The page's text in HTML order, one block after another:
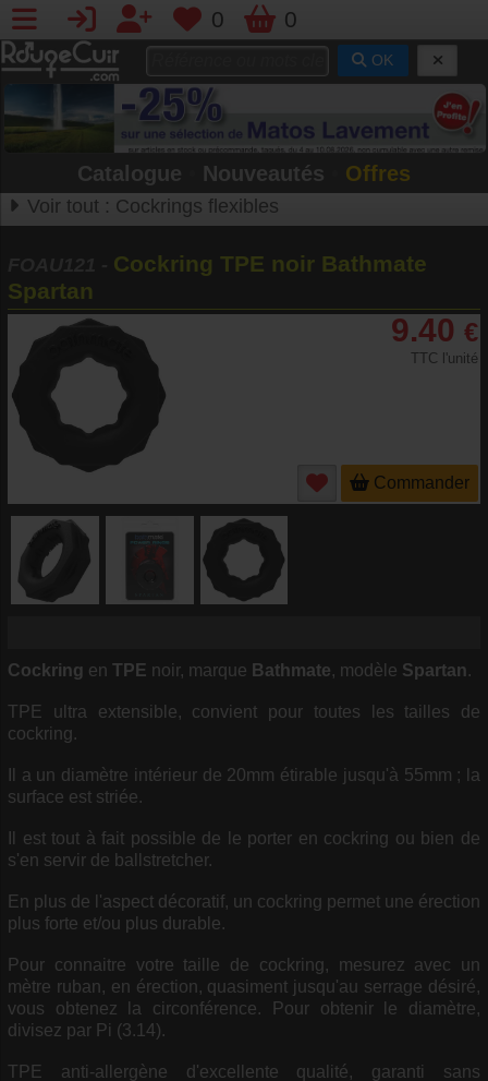
0 0
OK
Catalogue Nouveautés Offres
Voir tout : Cockrings flexibles
Cockring TPE noir Bathmate
Spartan
9.40 €
TTC l'unité
Commander
Cockring en TPE noir, marque Bathmate, modèle Spartan.
TPE ultra extensible, convient pour toutes les tailles de
cockring.
Il a un diamètre intérieur de 20mm étirable jusqu'à 55mm ; la
surface est striée.
Il est tout à fait possible de le porter en cockring ou bien de
s'en servir de ballstretcher.
En plus de l'aspect décoratif, un cockring permet une érection
plus forte et/ou plus durable.
Pour connaitre votre taille de cockring, mesurez avec un
mètre ruban, en érection, quasiment jusqu'au serrage désiré,
vous obtenez la circonférence. Pour obtenir le diamètre,
divisez par Pi (3.14).
TPE anti-allergène d'excellente qualité, garanti sans